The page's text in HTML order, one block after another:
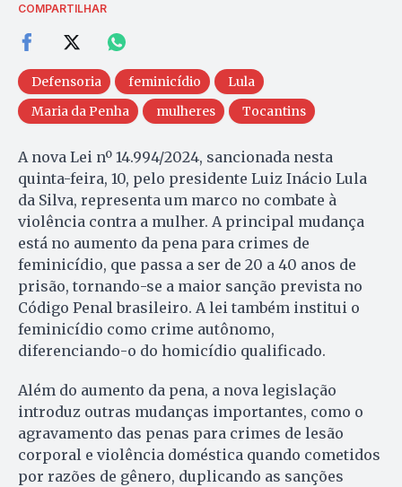
COMPARTILHAR
Defensoria feminicídio
Lula
Maria da Penha
mulheres Tocantins
A nova Lei nº 14.994/2024, sancionada nesta
quinta-feira, 10, pelo presidente Luiz Inácio Lula
da Silva, representa um marco no combate à
violência contra a mulher. A principal mudança
está no aumento da pena para crimes de
feminicídio, que passa a ser de 20 a 40 anos de
prisão, tornando-se a maior sanção prevista no
Código Penal brasileiro. A lei também institui o
feminicídio como crime autônomo,
diferenciando-o do homicídio qualificado.
Além do aumento da pena, a nova legislação
introduz outras mudanças importantes, como o
agravamento das penas para crimes de lesão
corporal e violência doméstica quando cometidos
por razões de gênero, duplicando as sanções